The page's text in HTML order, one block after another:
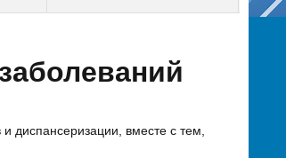
диспансеризации, вместе с тем,